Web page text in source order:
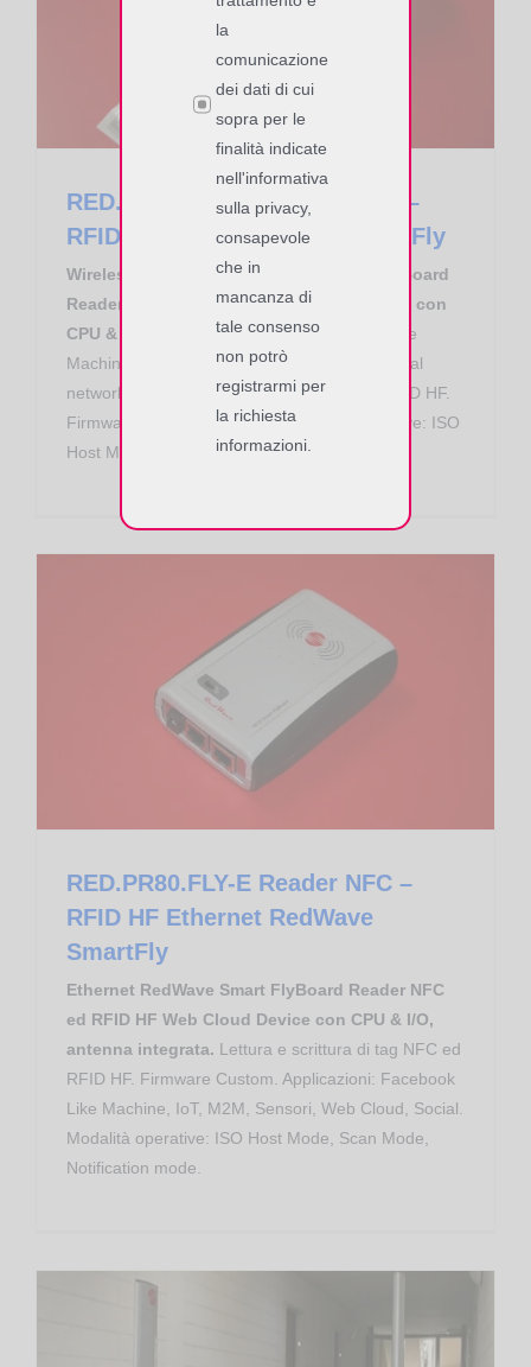
RED.PR80.FLY-W Reader NFC –
RFID HF Wi-Fi RedWave SmartFly
Wireless Mobile Wi-Fi RedWave Smart FlyBoard
Reader NFC ed RFID HF Web Cloud Device con
CPU & I/O, antenna integrata.Facebook Like
Machine, IoT, M2M, Sensori, Web Cloud, Social
network. Lettura e scrittura di tag NFC ed RFID HF.
Firmware Custom on-board. Modalità operative: ISO
Host Mode, Scan Mode, Notification mode.
RED.PR80.FLY-E Reader NFC –
RFID HF Ethernet RedWave
SmartFly
Ethernet RedWave Smart FlyBoard Reader NFC
ed RFID HF Web Cloud Device con CPU & I/O,
antenna integrata. Lettura e scrittura di tag NFC ed
RFID HF. Firmware Custom. Applicazioni: Facebook
Like Machine, IoT, M2M, Sensori, Web Cloud, Social.
Modalità operative: ISO Host Mode, Scan Mode,
Notification mode.
la
comunicazione
dei dati di cui
sopra per le
finalità indicate
nell'informativa
sulla privacy,
consapevole
che in
mancanza di
tale consenso
non potrò
registrarmi per
la richiesta
informazioni.